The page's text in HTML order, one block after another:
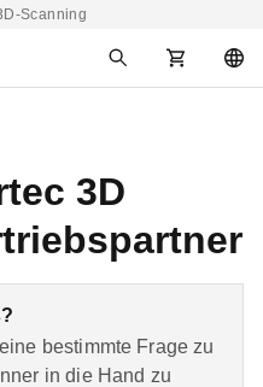
Scanning
3D
bestimmte Frage zu
in die Hand zu